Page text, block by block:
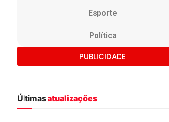
Esporte
Política
PUBLICIDADE
Últimasatualizações